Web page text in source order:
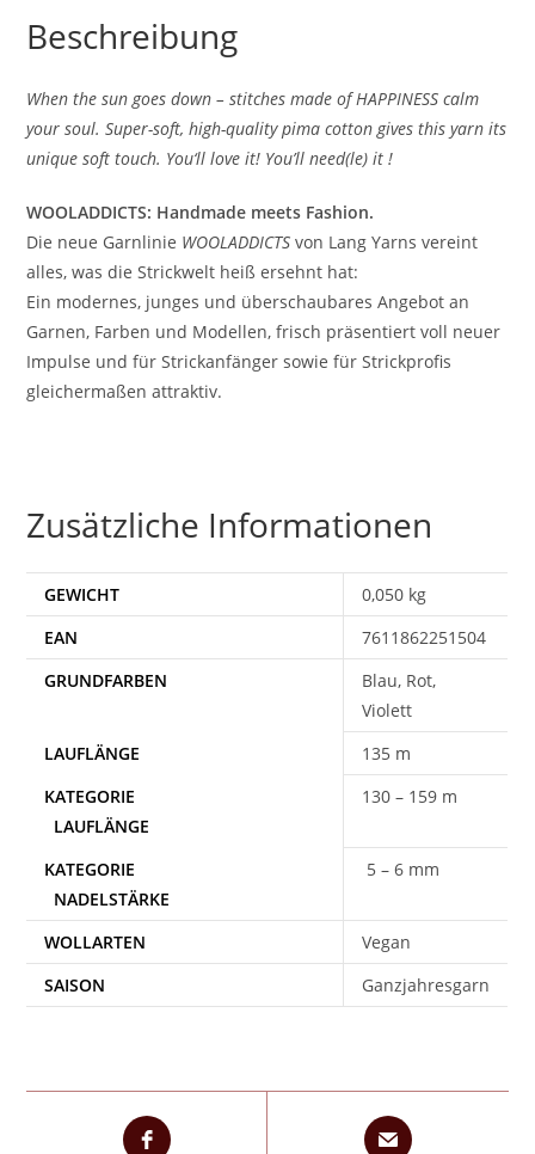
Beschreibung
When the sun goes down – stitches made of HAPPINESS calm
your soul. Super-soft, high-quality pima cotton gives this yarn its
unique soft touch. You‘ll love it! You’ll need(le) it !
WOOLADDICTS: Handmade meets Fashion.
Die neue Garnlinie WOOLADDICTS von Lang Yarns vereint
alles, was die Strickwelt heiß ersehnt hat:
Ein modernes, junges und überschaubares Angebot an
Garnen, Farben und Modellen, frisch präsentiert voll neuer
Impulse und für Strickanfänger sowie für Strickprofis
gleichermaßen attraktiv.
Zusätzliche Informationen
GEWICHT
0,050 kg
EAN
7611862251504
Blau, Rot,
Violett
135 m
130 – 159 m
5 – 6 mm
WOLLARTEN
Vegan
SAISON
Ganzjahresgarn